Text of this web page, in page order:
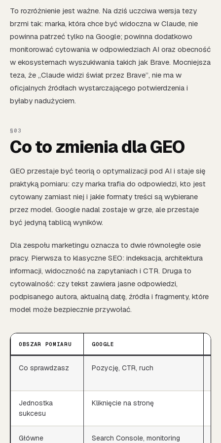
To rozróżnienie jest ważne. Na dziś uczciwa wersja tezy
brzmi tak: marka, która chce być widoczna w Claude, nie
powinna patrzeć tylko na Google; powinna dodatkowo
monitorować cytowania w odpowiedziach AI oraz obecność
w ekosystemach wyszukiwania takich jak Brave. Mocniejsza
teza, że „Claude widzi świat przez Brave”, nie ma w
oficjalnych źródłach wystarczającego potwierdzenia i
byłaby nadużyciem.
Co to zmienia dla GEO
GEO przestaje być teorią o optymalizacji pod AI i staje się
praktyką pomiaru: czy marka trafia do odpowiedzi, kto jest
cytowany zamiast niej i jakie formaty treści są wybierane
przez model. Google nadal zostaje w grze, ale przestaje
być jedyną tablicą wyników.
Dla zespołu marketingu oznacza to dwie równoległe osie
pracy. Pierwsza to klasyczne SEO: indeksacja, architektura
informacji, widoczność na zapytaniach i CTR. Druga to
cytowalność: czy tekst zawiera jasne odpowiedzi,
podpisanego autora, aktualną datę, źródła i fragmenty, które
model może bezpiecznie przywołać.
OBSZAR POMIARU GOOGLE
Co sprawdzasz Pozycję, CTR, ruch
Jednostka
sukcesu
Kliknięcie na stronę
Główne
Search Console, monitoring